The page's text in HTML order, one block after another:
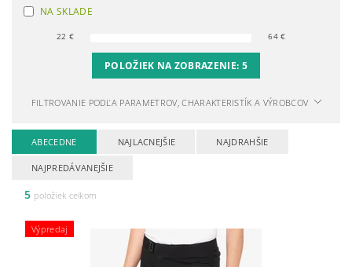
NA SKLADE
22 € 64€
POLOŽIEK NA ZOBRAZENIE: 5
FILTROVANIE PODĽA PARAMETROV, CHARAKTERISTÍK A VÝROBCOV
ABECEDNE NAJLACNEJŠIE NAJDRAHŠIE
NAJPREDÁVANEJŠIE
5 položiek celkom
Výpredaj